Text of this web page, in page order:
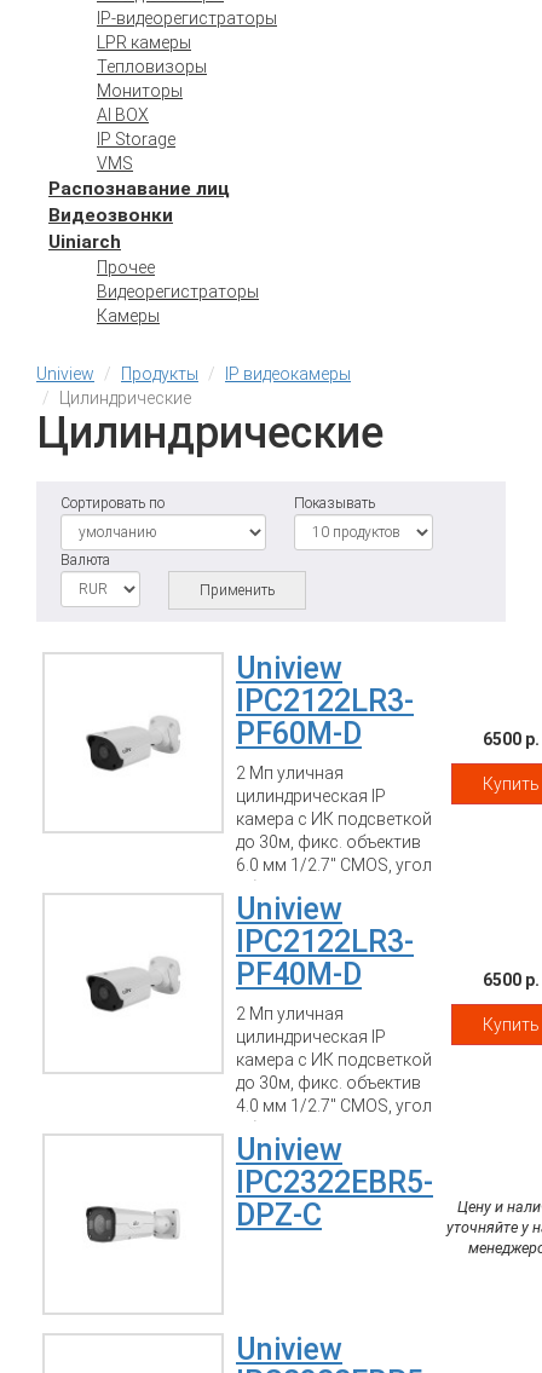
IP-видеорегистраторы
LPR камеры
Тепловизоры
Мониторы
AI BOX
IP Storage
VMS
Распознавание лиц
Видеозвонки
Uiniarch
Прочее
Видеорегистраторы
Камеры
Uniview Продукты
IP видеокамеры
Цилиндрические
Цилиндрические
Сортировать по Показывать
Валюта
Применить
Uniview
IPC2122LR3-
PF60M-D
2 Мп уличная
цилиндрическая IP
камера с ИК подсветкой
до 30м, фикс. объектив
6.0 мм 1/2.7" CMOS, угол
1920x1080:25fps, DWDR,
Ultra 265/H.264/MJPEG,
ICR, 0.01Lux
минимальная
освещенность, IP66;
-30°C до +60°C; 12V, PoE
(IEEE802.3 af),
Потребляемая
мощность: макс. 5 Вт.
Металический корпус.
6500 р.
Купить
Uniview
IPC2122LR3-
PF40M-D
2 Мп уличная
цилиндрическая IP
камера с ИК подсветкой
до 30м, фикс. объектив
4.0 мм 1/2.7" CMOS, угол
1920x1080:25fps, DWDR,
Ultra 265/H.264/MJPEG,
ICR, 0.01Lux
минимальная
мощность: макс. 5 Вт.
Металический корпус.
6500 р.
Купить
Uniview
IPC2322EBR5-
DPZ-C
Цену и
уточняйте у
Uniview